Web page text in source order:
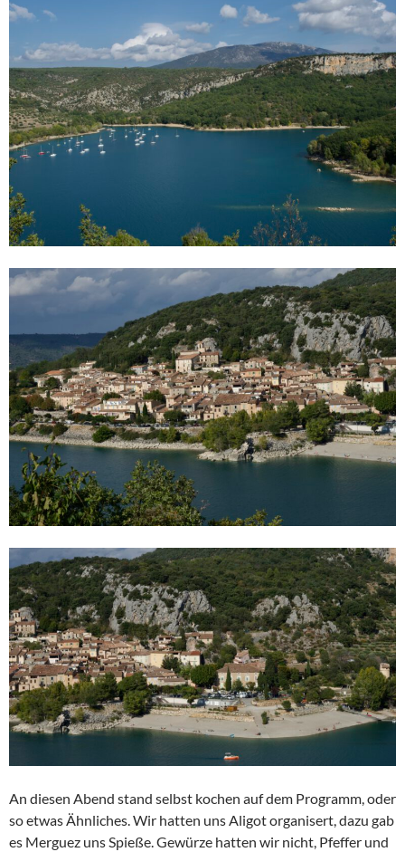
An diesen Abend stand selbst kochen auf dem Programm, oder
so etwas Ähnliches. Wir hatten uns Aligot organisert, dazu gab
es Merguez uns Spieße. Gewürze hatten wir nicht, Pfeffer und